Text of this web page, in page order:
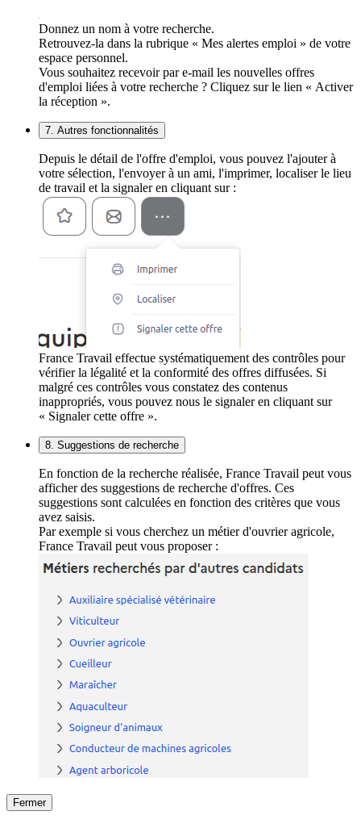
Donnez un nom à votre recherche.
Retrouvez-la dans la rubrique « Mes alertes emploi » de votre
espace personnel.
Vous souhaitez recevoir par e-mail les nouvelles offres
d'emploi liées à votre recherche ? Cliquez sur le lien « Activer
la réception ».
7. Autres fonctionnalités
Depuis le détail de l'offre d'emploi, vous pouvez l'ajouter à
votre sélection, l'envoyer à un ami, l'imprimer, localiser le lieu
de travail et la signaler en cliquant sur :
France Travail effectue systématiquement des contrôles pour
vérifier la légalité et la conformité des offres diffusées. Si
malgré ces contrôles vous constatez des contenus
inappropriés, vous pouvez nous le signaler en cliquant sur
« Signaler cette offre ».
8. Suggestions de recherche
En fonction de la recherche réalisée, France Travail peut vous
afficher des suggestions de recherche d'offres. Ces
suggestions sont calculées en fonction des critères que vous
avez saisis.
Par exemple si vous cherchez un métier d'ouvrier agricole,
France Travail peut vous proposer :
Fermer